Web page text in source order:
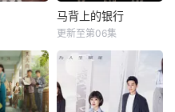
马背上的银行
更新至第06集